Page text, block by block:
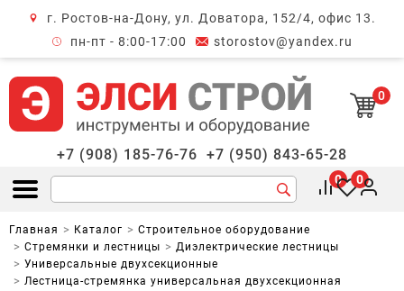
г. Ростов-на-Дону, ул. Доватора, 152/4, офис 13.
пн-пт - 8:00-17:00
storostov@yandex.ru
0
+7 (908) 185-76-76 +7 (950) 843-65-28
Открыть меню
0 0
Главная Каталог
Строительное оборудование
Стремянки и лестницы
Диэлектрические лестницы
Универсальные двухсекционные
Лестница-стремянка универсальная двухсекционная